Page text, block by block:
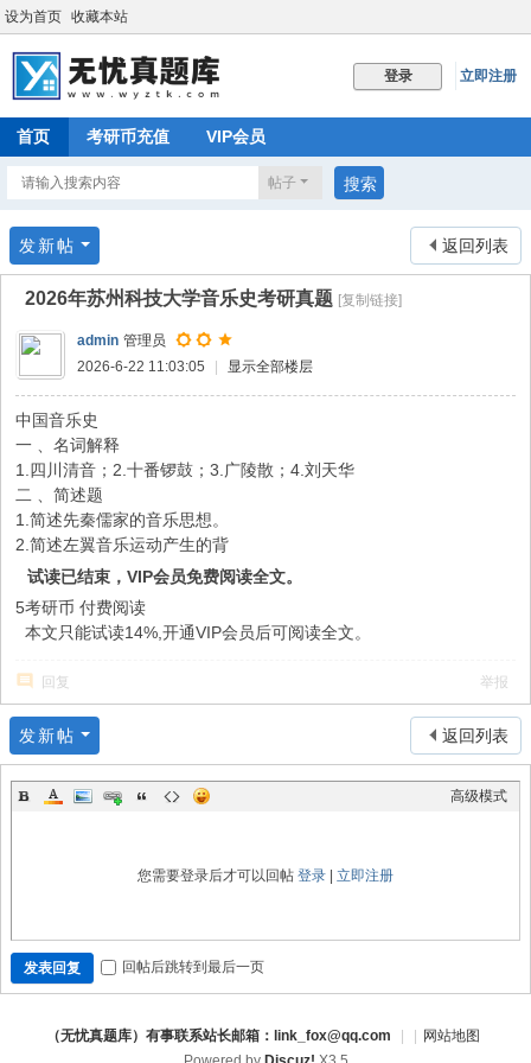
设为首页 收藏本站
登录 立即注册
首页 考研币充值 VIP会员
帖子 搜索
返回列表
发新帖
2026年苏州科技大学音乐史考研真题 [复制链接]
admin 管理员
2026-6-22 11:03:05
显示全部楼层
中国音乐史
一 、名词解释
1.四川清音；2.十番锣鼓；3.广陵散；4.刘天华
二 、简述题
1.简述先秦儒家的音乐思想。
2.简述左翼音乐运动产生的背
试读已结束，VIP会员免费阅读全文。
5考研币 付费阅读
本文只能试读14%,开通VIP会员后可阅读全文。
回复 举报
返回列表
发新帖
高级模式
您需要登录后才可以回帖 登录 立即注册
发表回复 回帖后跳转到最后一页
（无忧真题库）有事联系站长邮箱：link_fox@qq.com
网站地图